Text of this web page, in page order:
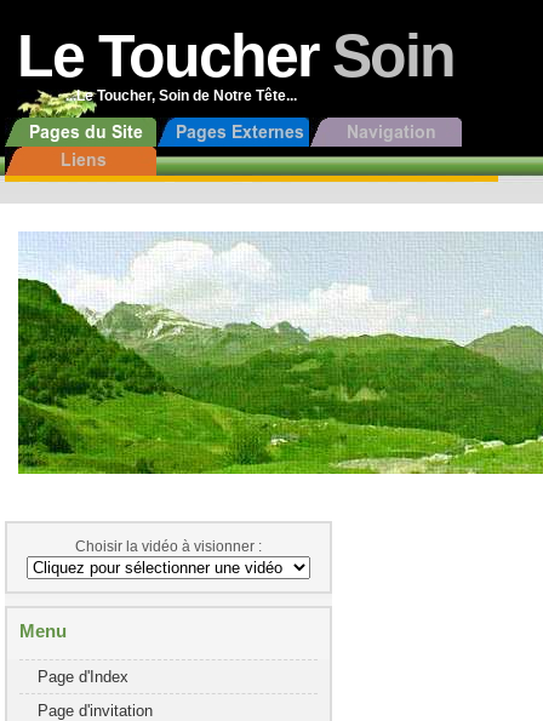
Le Toucher Soin
...Le Toucher, Soin de Notre Tête...
Choisir la vidéo à visionner :
Menu
Page d'Index
Page d'invitation